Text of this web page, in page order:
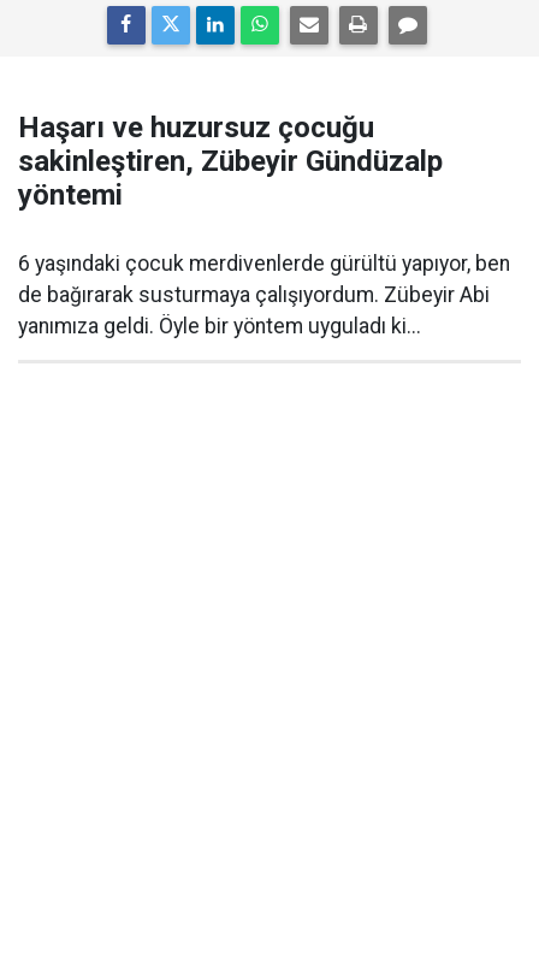
Haşarı ve huzursuz çocuğu
sakinleştiren, Zübeyir Gündüzalp
yöntemi
6 yaşındaki çocuk merdivenlerde gürültü yapıyor, ben
de bağırarak susturmaya çalışıyordum. Zübeyir Abi
yanımıza geldi. Öyle bir yöntem uyguladı ki...